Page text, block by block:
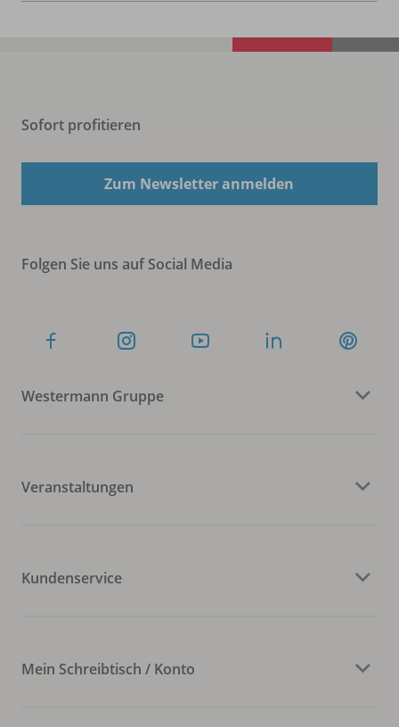
Sofort profitieren
Zum Newsletter anmelden
Folgen Sie uns auf Social Media
Westermann Gruppe
Veranstaltungen
Kundenservice
Mein Schreibtisch / Konto